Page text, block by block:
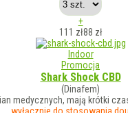
+
111 zł88 zł
Indoor
Promocja
Shark Shock CBD
(Dinafem)
medycznych, mają krótki